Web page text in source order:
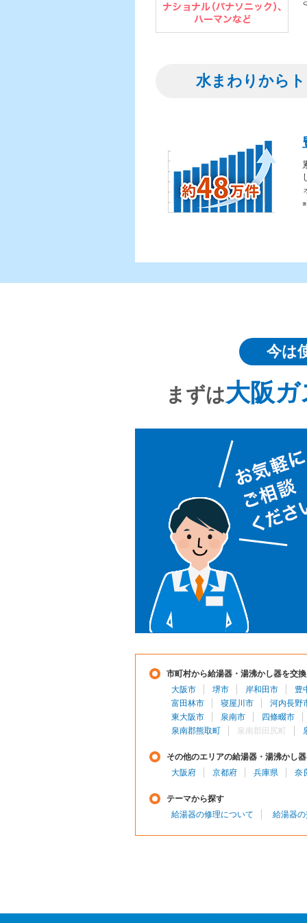
水まわりから
今は
まずは大阪
市町村から給湯器・湯沸かし器を交
大阪市
堺市 岸和田市
豊
富田林市
寝屋川市
河内長野
東大阪市
泉南市
四條畷市
泉南郡熊取町
泉南郡田尻町
その他のエリアの給湯器・湯沸かし
大阪府
京都府 兵庫県 奈
テーマから探す
給湯器の修理について
給湯器